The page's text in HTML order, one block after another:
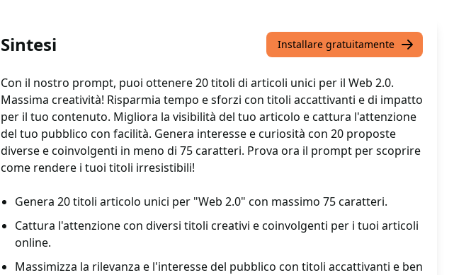
Sintesi Installare gratuitamente
Con il nostro prompt, puoi ottenere 20 titoli di articoli unici per il Web 2.0.
Massima creatività! Risparmia tempo e sforzi con titoli accattivanti e di impatto
per il tuo contenuto. Migliora la visibilità del tuo articolo e cattura l'attenzione
del tuo pubblico con facilità. Genera interesse e curiosità con 20 proposte
diverse e coinvolgenti in meno di 75 caratteri. Prova ora il prompt per scoprire
come rendere i tuoi titoli irresistibili!
Genera 20 titoli articolo unici per "Web 2.0" con massimo 75 caratteri.
Cattura l'attenzione con diversi titoli creativi e coinvolgenti per i tuoi articoli
online.
Massimizza la rilevanza e l'interesse del pubblico con titoli accattivanti e ben